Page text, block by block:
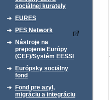
sociálnej kurately
EURES
PES Network
Nástroje na
prepojenie Európy
(CEF)/Systém EESSI
Európsky sociálny
fond
Fond pre azyl,
migráciu a integráciu